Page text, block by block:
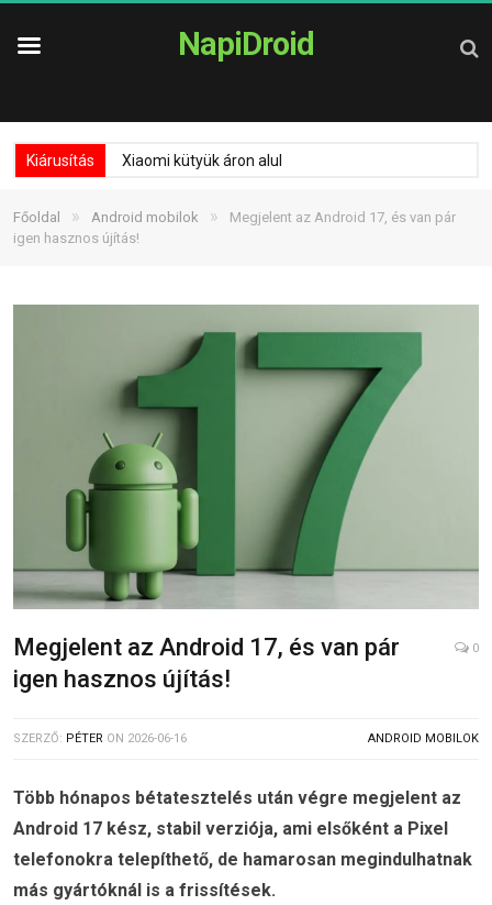
NapiDroid
Kiárusítás Xiaomi kütyük áron alul
Főoldal » Android mobilok »
Megjelent az Android 17, és van pár
igen hasznos újítás!
Megjelent az Android 17, és van pár
igen hasznos újítás!
0
SZERZŐ: PÉTER ON 2026-06-16 ANDROID MOBILOK
Több hónapos bétatesztelés után végre megjelent az
Android 17 kész, stabil verziója, ami elsőként a Pixel
telefonokra telepíthető, de hamarosan megindulhatnak
más gyártóknál is a frissítések.